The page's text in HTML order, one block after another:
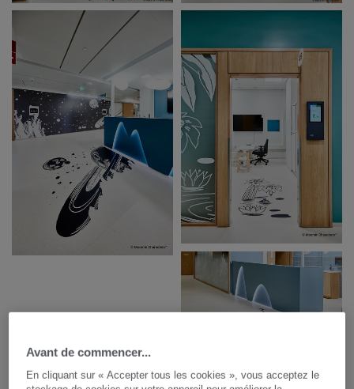
Avant de commencer...
En cliquant sur « Accepter tous les cookies », vous acceptez le